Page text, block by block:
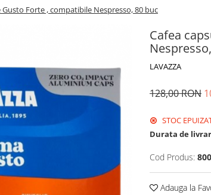
Gusto Forte , compatibile Nespresso, 80 buc
Cafea
LAVAZZA
128,00 RON
STOC
Durata de
Cod Produs:
Adauga la